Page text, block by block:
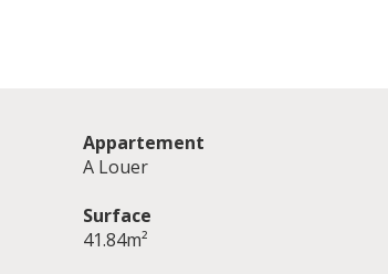
Appartement
A Louer
Surface
41.84m²